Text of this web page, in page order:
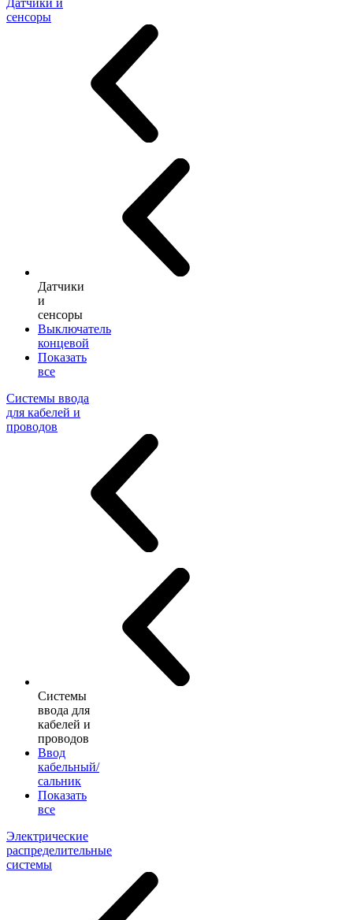
Датчики и
сенсоры
Датчики
и
сенсоры
Выключатель
концевой
Показать
все
Системы ввода
для кабелей и
проводов
Системы
ввода для
кабелей и
проводов
Ввод
кабельный/
сальник
Показать
все
Электрические
распределительные
системы